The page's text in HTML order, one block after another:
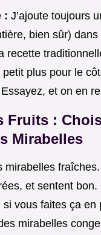
: J’ajoute toujours
bien sûr) dans
recette
petit plus pour le
et on en
Fruits :
Mirabelles
mirabelles
et sentent bon.
si vous faites ça en
mirabelles